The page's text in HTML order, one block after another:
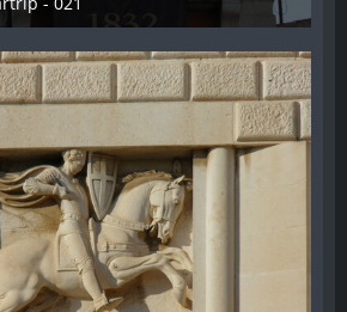
2012